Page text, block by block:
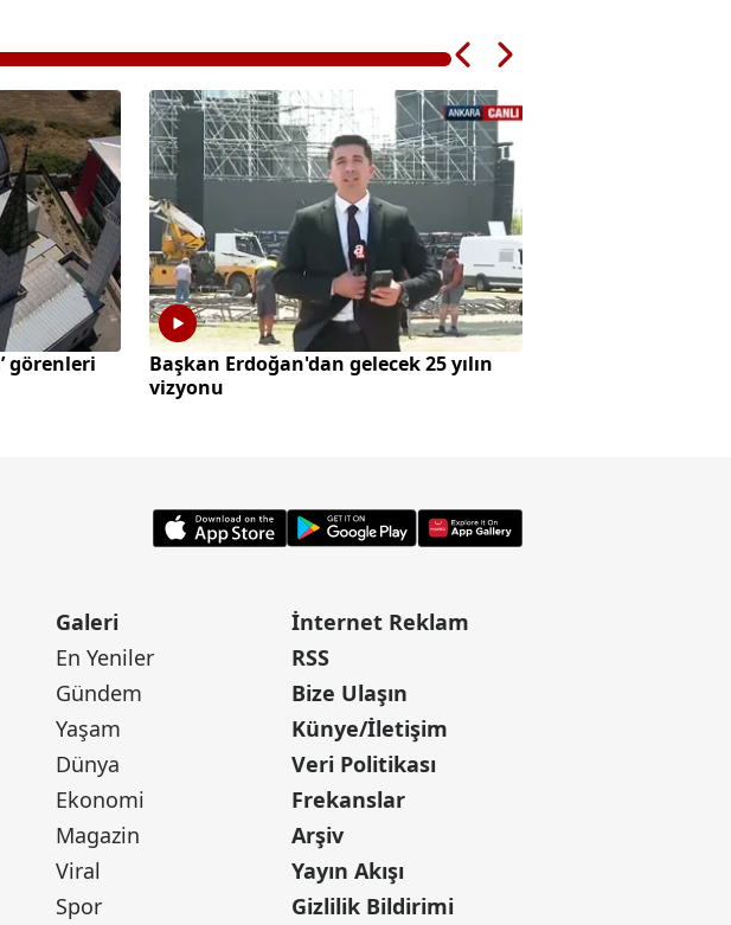
görenleri
Başkan Erdoğan'dan gelecek 25 yılın
vizyonu
Galeri
En Yeniler
Gündem
Yaşam
Dünya
Ekonomi
Magazin
Viral
Spor
İnternet Reklam
RSS
Bize Ulaşın
Künye/İletişim
Veri Politikası
Frekanslar
Arşiv
Yayın Akışı
Gizlilik Bildirimi